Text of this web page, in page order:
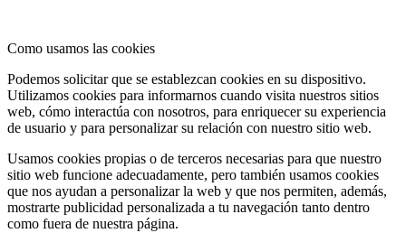
Como usamos las cookies
Podemos solicitar que se establezcan cookies en su dispositivo.
Utilizamos cookies para informarnos cuando visita nuestros sitios
web, cómo interactúa con nosotros, para enriquecer su experiencia
de usuario y para personalizar su relación con nuestro sitio web.
Usamos cookies propias o de terceros necesarias para que nuestro
sitio web funcione adecuadamente, pero también usamos cookies
que nos ayudan a personalizar la web y que nos permiten, además,
mostrarte publicidad personalizada a tu navegación tanto dentro
como fuera de nuestra página.